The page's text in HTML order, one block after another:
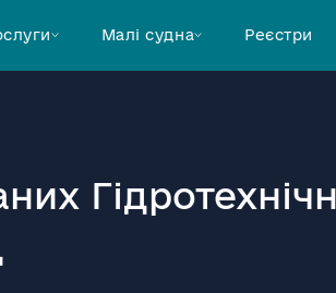
Малі судна Реєстри